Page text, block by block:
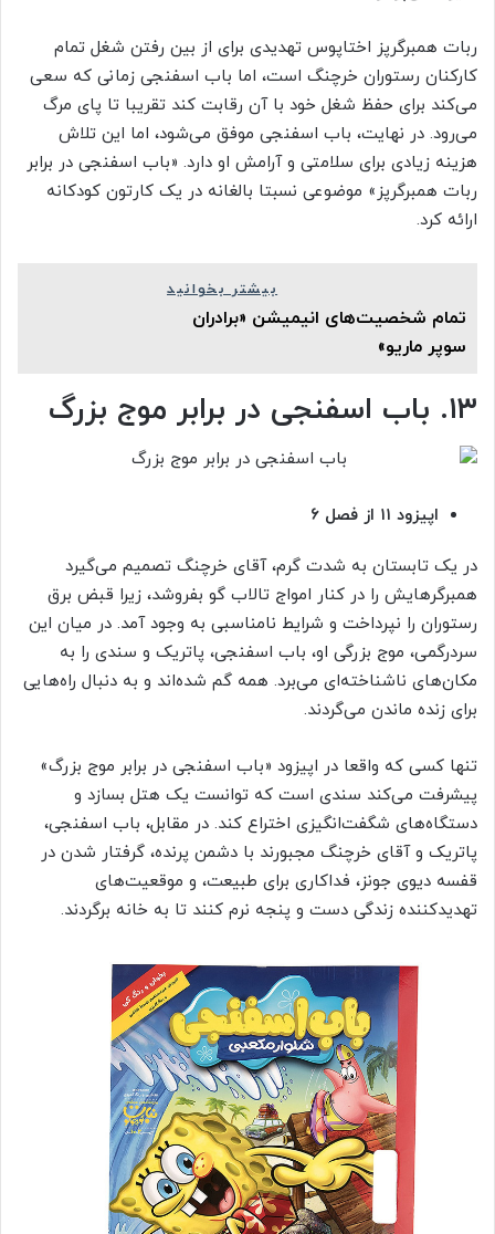
ربات همبرگرپز اختاپوس تهدیدی برای از بین رفتن شغل تمام
کارکنان رستوران خرچنگ است، اما باب اسفنجی زمانی که سعی
می‌کند برای حفظ شغل خود با آن رقابت کند تقریبا تا پای مرگ
می‌رود. در نهایت، باب اسفنجی موفق می‌شود، اما این تلاش
هزینه زیادی برای سلامتی و آرامش او دارد. «باب اسفنجی در برابر
ربات همبرگرپز» موضوعی نسبتا بالغانه در یک کارتون کودکانه
ارائه کرد.
بیشتر بخوانید
تمام شخصیت‌های انیمیشن «برادران
سوپر ماریو»
۱۳. باب اسفنجی در برابر موج بزرگ
اپیزود ۱۱ از فصل ۶
در یک تابستان به شدت گرم، آقای خرچنگ تصمیم می‌گیرد
همبرگرهایش را در کنار امواج تالاب گو بفروشد، زیرا قبض برق
رستوران را نپرداخت و شرایط نامناسبی به وجود آمد. در میان این
سردرگمی، موج بزرگی او، باب اسفنجی، پاتریک و سندی را به
مکان‌های ناشناخته‌ای می‌برد. همه گم شده‌اند و به دنبال راه‌هایی
برای زنده ماندن می‌گردند.
تنها کسی که واقعا در اپیزود «باب اسفنجی در برابر موج بزرگ»
پیشرفت می‌کند سندی است که توانست یک هتل بسازد و
دستگاه‌های شگفت‌انگیزی اختراع کند. در مقابل، باب اسفنجی،
پاتریک و آقای خرچنگ مجبورند با دشمن پرنده، گرفتار شدن در
قفسه دیوی جونز، فداکاری برای طبیعت، و موقعیت‌های
تهدیدکننده زندگی دست و پنجه نرم کنند تا به خانه برگردند.